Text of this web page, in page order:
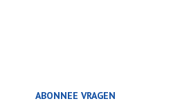
ABONNEE VRAGEN